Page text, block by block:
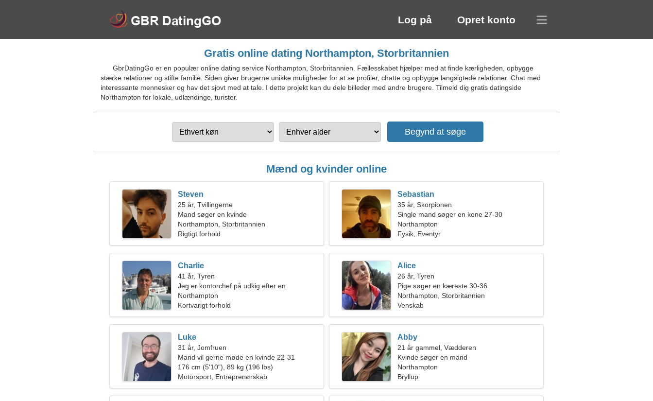
Log på Opret konto
Gratis online dating Northampton, Storbritannien
GbrDatingGo er en populær online dating service Northampton, Storbritannien. Fællesskabet hjælper med at finde kærligheden, opbygge
stærke relationer og stifte familie. Siden giver brugerne unikke muligheder for at se profiler, chatte og opbygge langsigtede relationer. Chat med
interessante mennesker og hav det sjovt med at tale. I dette projekt kan du dele billeder med andre brugere. Tilmeld dig gratis datingside
Northampton for lokale, udlændinge, turister.
Mænd og kvinder online
Steven
25 år, Tvillingerne
Mand søger en kvinde
Northampton, Storbritannien
Rigtigt forhold
Sebastian
35 år, Skorpionen
Single mand søger en kone 27-30
Northampton
Fysik, Eventyr
Charlie
41 år, Tyren
Jeg er kontorchef på udkig efter en
følelsesladet kvinde
Northampton
Kortvarigt forhold
Alice
26 år, Tyren
Pige søger en kæreste 30-36
Northampton, Storbritannien
Venskab
Luke
31 år, Jomfruen
Mand vil gerne møde en kvinde 22-31
176 cm (5'10"), 89 kg (196 lbs)
Motorsport, Entreprenørskab
Abby
21 år gammel, Vædderen
Kvinde søger en mand
Northampton
Bryllup